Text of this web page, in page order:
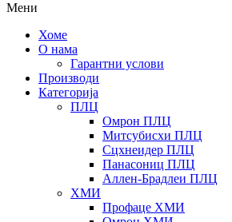
Мени
Хоме
О нама
Гарантни услови
Производи
Категорија
ПЛЦ
Омрон ПЛЦ
Митсубисхи ПЛЦ
Сцхнеидер ПЛЦ
Панасониц ПЛЦ
Аллен-Брадлеи ПЛЦ
ХМИ
Профаце ХМИ